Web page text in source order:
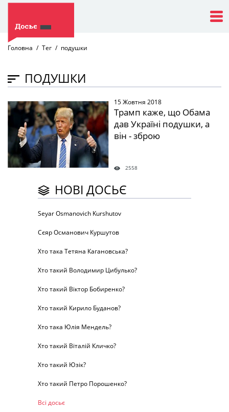
Головна Тег подушки
ПОДУШКИ
" /> 15 Жовтня 2018
Трамп каже, що Обама
дав Україні подушки, а
він - зброю
2558
НОВІ ДОСЬЄ
Seyar Osmanovich Kurshutov
Сєяр Османович Куршутов
Хто така Тетяна Кагановська?
Хто такий Володимир Цибулько?
Хто такий Віктор Бобиренко?
Хто такий Кирило Буданов?
Хто така Юлія Мендель?
Хто такий Віталій Кличко?
Хто такий Юзік?
Хто такий Петро Порошенко?
Всі досьє